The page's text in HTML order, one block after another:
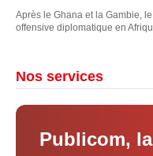
Après le Ghana et la Gambie,
offensive diplomatique en
Nos services
Publicom,